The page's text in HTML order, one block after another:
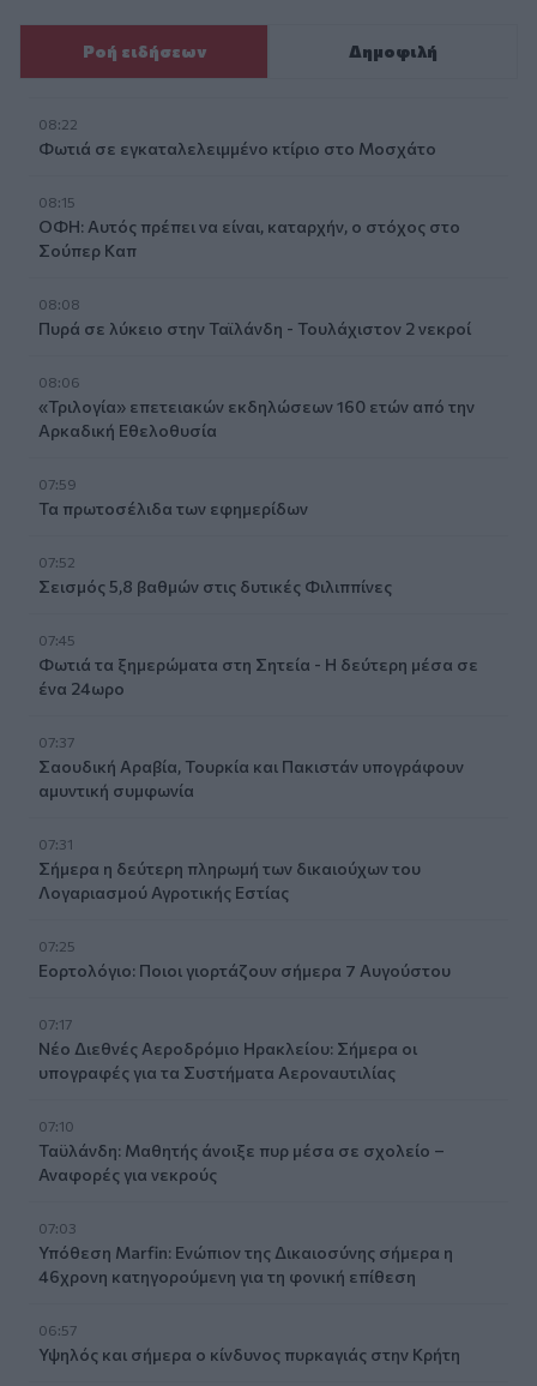
Ροή ειδήσεων Δημοφιλή
08:22
Φωτιά σε εγκαταλελειμμένο κτίριο στο Μοσχάτο
08:15
ΟΦΗ: Αυτός πρέπει να είναι, καταρχήν, ο στόχος στο
Σούπερ Καπ
08:08
Πυρά σε λύκειο στην Ταϊλάνδη - Τουλάχιστον 2 νεκροί
08:06
«Τριλογία» επετειακών εκδηλώσεων 160 ετών από την
Αρκαδική Εθελοθυσία
07:59
Τα πρωτοσέλιδα των εφημερίδων
07:52
Σεισμός 5,8 βαθμών στις δυτικές Φιλιππίνες
07:45
Φωτιά τα ξημερώματα στη Σητεία - Η δεύτερη μέσα σε
ένα 24ωρο
07:37
Σαουδική Αραβία, Τουρκία και Πακιστάν υπογράφουν
αμυντική συμφωνία
07:31
Σήμερα η δεύτερη πληρωμή των δικαιούχων του
Λογαριασμού Αγροτικής Εστίας
07:25
Εορτολόγιο: Ποιοι γιορτάζουν σήμερα 7 Αυγούστου
07:17
Νέο Διεθνές Αεροδρόμιο Ηρακλείου: Σήμερα οι
υπογραφές για τα Συστήματα Αεροναυτιλίας
07:10
Ταϋλάνδη: Μαθητής άνοιξε πυρ μέσα σε σχολείο –
Αναφορές για νεκρούς
07:03
Υπόθεση Marfin: Ενώπιον της Δικαιοσύνης σήμερα η
46χρονη κατηγορούμενη για τη φονική επίθεση
06:57
Υψηλός και σήμερα ο κίνδυνος πυρκαγιάς στην Κρήτη